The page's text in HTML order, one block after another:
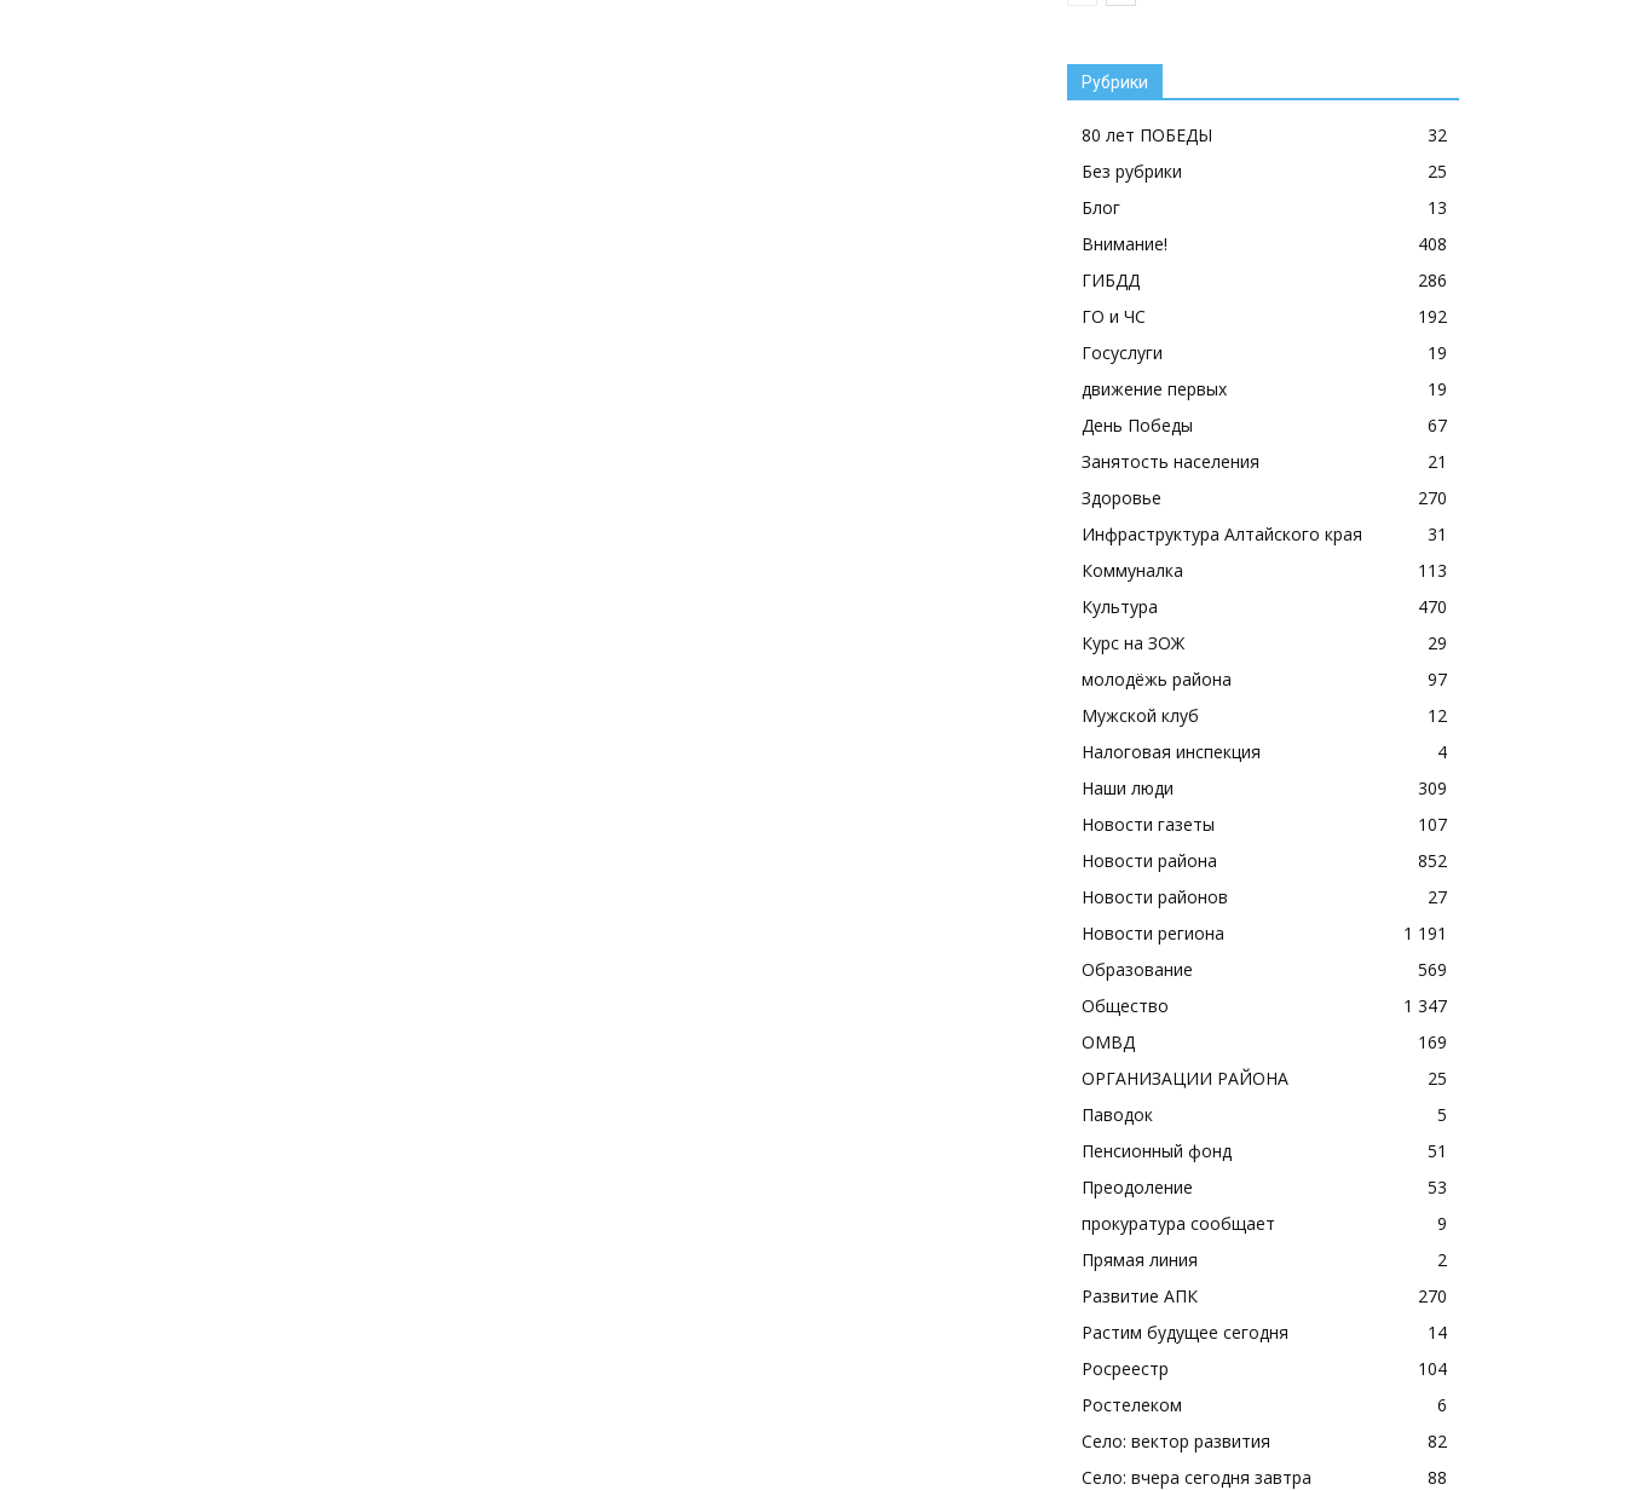
Рубрики
80 лет ПОБЕДЫ
32
Без рубрики
25
Блог
13
Внимание!
408
ГИБДД
286
ГО и ЧС
192
Госуслуги
19
движение первых
19
День Победы
67
Занятость населения
21
Здоровье
270
Инфраструктура Алтайского края
31
Коммуналка
113
Культура
470
Курс на ЗОЖ
29
молодёжь района
97
Мужской клуб
12
Налоговая инспекция
4
Наши люди
309
Новости газеты
107
Новости района
852
Новости районов
27
Новости региона
1 191
Образование
569
Общество
1 347
ОМВД
169
ОРГАНИЗАЦИИ РАЙОНА
25
Паводок
5
Пенсионный фонд
51
Преодоление
53
прокуратура сообщает
9
Прямая линия
2
Развитие АПК
270
Растим будущее сегодня
14
Росреестр
104
Ростелеком
6
Село: вектор развития
82
Село: вчера сегодня завтра
88